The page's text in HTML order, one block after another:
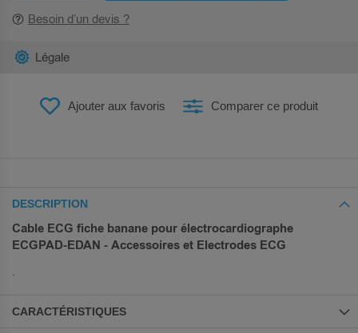
Besoin d’un devis ?
Ajouter aux favoris Comparer ce produit
Légale
DESCRIPTION
Cable ECG fiche banane pour électrocardiographe
ECGPAD-EDAN - Accessoires et Electrodes ECG
CARACTÉRISTIQUES